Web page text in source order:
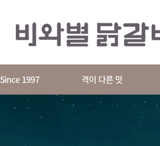
Since 1997 격이 다른 맛